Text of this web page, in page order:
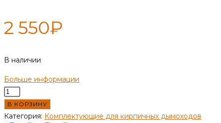
2 550₽
В наличии
Больше информации
Количество
товара
Переход
В КОРЗИНУ
Категория: Комплектующие для кирпичных дымоходов